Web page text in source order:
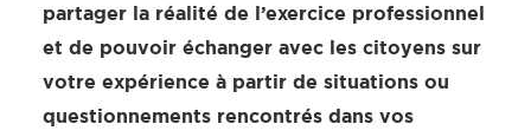
partager la réalité de l’exercice professionnel
et de pouvoir échanger avec les citoyens sur
votre expérience à partir de situations ou
questionnements rencontrés dans vos